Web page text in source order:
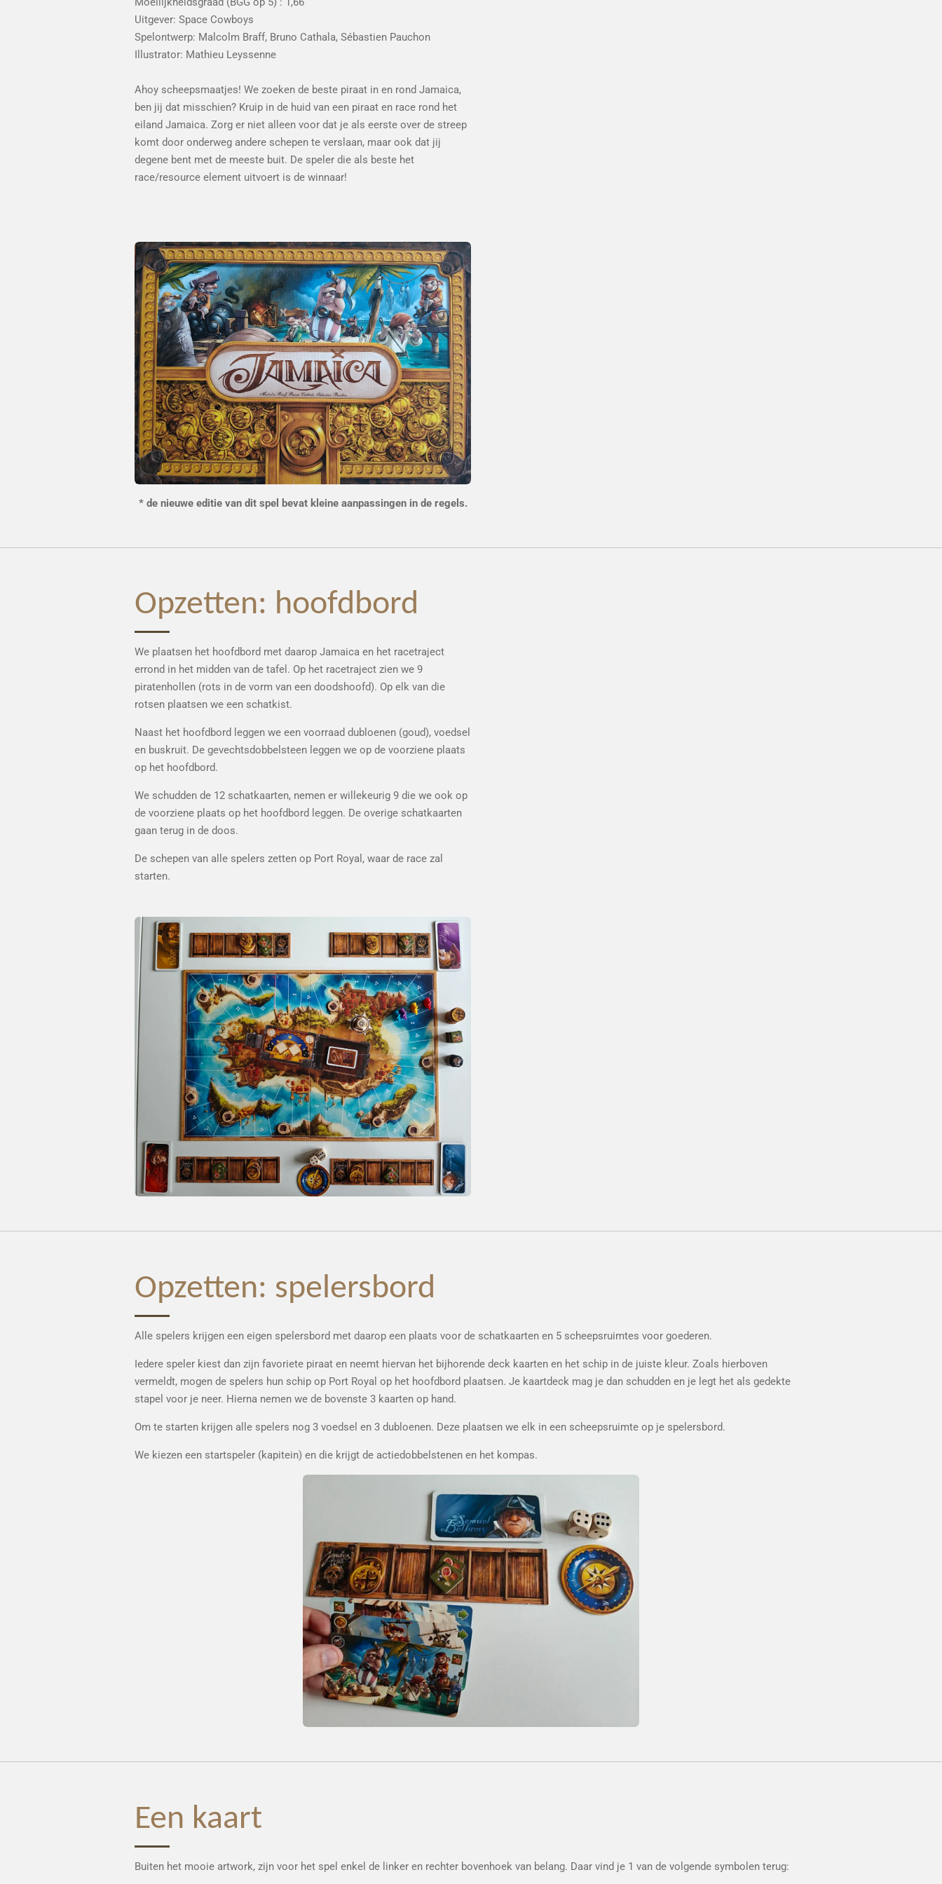
Uitgever: Space Cowboys
Spelontwerp: Malcolm Braff, Bruno Cathala, Sébastien Pauchon
Illustrator: Mathieu Leyssenne
Ahoy scheepsmaatjes! We zoeken de beste piraat in en rond Jamaica,
ben jij dat misschien? Kruip in de huid van een piraat en race rond het
eiland Jamaica. Zorg er niet alleen voor dat je als eerste over de streep
komt door onderweg andere schepen te verslaan, maar ook dat jij
degene bent met de meeste buit. De speler die als beste het
race/resource element uitvoert is de winnaar!
* de nieuwe editie van dit spel bevat kleine aanpassingen in de regels.
Opzetten: hoofdbord
We plaatsen het hoofdbord met daarop Jamaica en het racetraject
errond in het midden van de tafel. Op het racetraject zien we 9
piratenhollen (rots in de vorm van een doodshoofd). Op elk van die
rotsen plaatsen we een schatkist.
Naast het hoofdbord leggen we een voorraad dubloenen (goud), voedsel
en buskruit. De gevechtsdobbelsteen leggen we op de voorziene plaats
op het hoofdbord.
We schudden de 12 schatkaarten, nemen er willekeurig 9 die we ook op
de voorziene plaats op het hoofdbord leggen. De overige schatkaarten
gaan terug in de doos.
De schepen van alle spelers zetten op Port Royal, waar de race zal
starten.
Opzetten: spelersbord
Alle spelers krijgen een eigen spelersbord met daarop een plaats voor de schatkaarten en 5 scheepsruimtes voor goederen.
Iedere speler kiest dan zijn favoriete piraat en neemt hiervan het bijhorende deck kaarten en het schip in de juiste kleur. Zoals hierboven
vermeldt, mogen de spelers hun schip op Port Royal op het hoofdbord plaatsen. Je kaartdeck mag je dan schudden en je legt het als gedekte
stapel voor je neer. Hierna nemen we de bovenste 3 kaarten op hand.
Om te starten krijgen alle spelers nog 3 voedsel en 3 dubloenen. Deze plaatsen we elk in een scheepsruimte op je spelersbord.
We kiezen een startspeler (kapitein) en die krijgt de actiedobbelstenen en het kompas.
Een kaart
Buiten het mooie artwork, zijn voor het spel enkel de linker en rechter bovenhoek van belang. Daar vind je 1 van de volgende symbolen terug: